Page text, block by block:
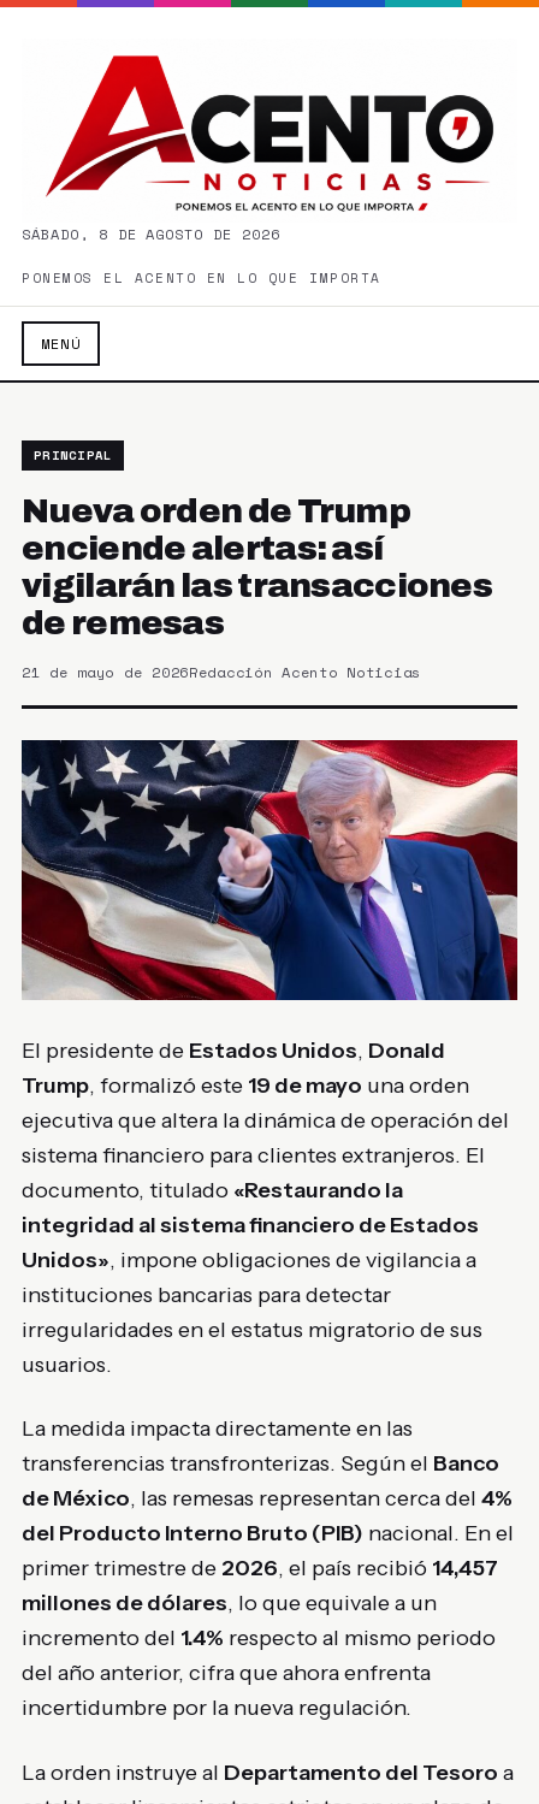
SÁBADO, 8 DE AGOSTO DE 2026
PONEMOS EL ACENTO EN LO QUE IMPORTA
MENÚ
PRINCIPAL
Nueva orden de Trump
enciende alertas: así
vigilarán las transacciones
de remesas
21 de mayo de 2026Redacción Acento Noticias
El presidente de Estados Unidos, Donald
Trump, formalizó este 19 de mayo una orden
ejecutiva que altera la dinámica de operación del
sistema financiero para clientes extranjeros. El
documento, titulado «Restaurando la
integridad al sistema financiero de Estados
Unidos», impone obligaciones de vigilancia a
instituciones bancarias para detectar
irregularidades en el estatus migratorio de sus
usuarios.
La medida impacta directamente en las
transferencias transfronterizas. Según el Banco
de México, las remesas representan cerca del 4%
del Producto Interno Bruto (PIB) nacional. En el
primer trimestre de 2026, el país recibió 14,457
millones de dólares, lo que equivale a un
incremento del 1.4% respecto al mismo periodo
del año anterior, cifra que ahora enfrenta
incertidumbre por la nueva regulación.
La orden instruye al Departamento del Tesoro a